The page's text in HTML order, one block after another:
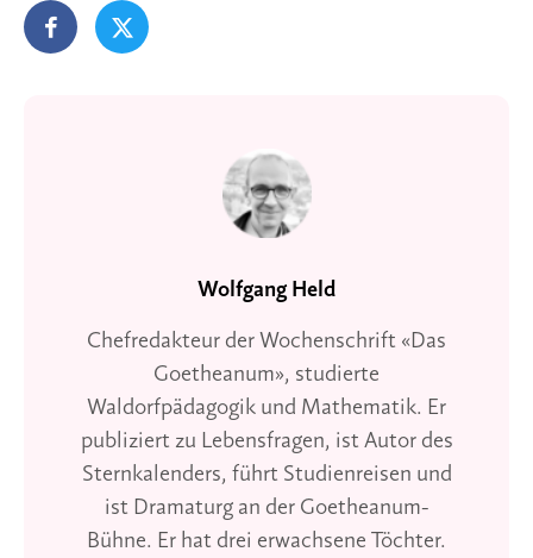
Wolfgang Held
Chefredakteur der Wochenschrift «Das
Goetheanum», studierte
Waldorfpädagogik und Mathematik. Er
publiziert zu Lebensfragen, ist Autor des
Sternkalenders, führt Studienreisen und
ist Dramaturg an der Goetheanum-
Bühne. Er hat drei erwachsene Töchter.